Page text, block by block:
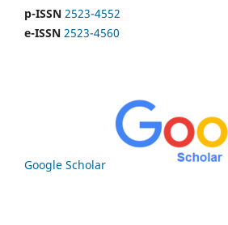
p-ISSN 2523-4552
e-ISSN 2523-4560
Google Scholar